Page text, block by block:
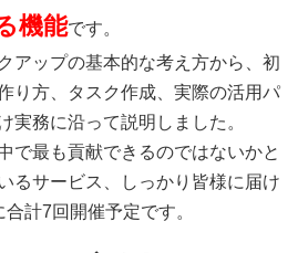
機能です。
アップの基本的な考え方から、初
り方、タスク作成、実際の活用パ
実務に沿って説明しました。
で最も貢献できるのではないかと
るサービス、しっかり皆様に届け
計7回開催予定です。